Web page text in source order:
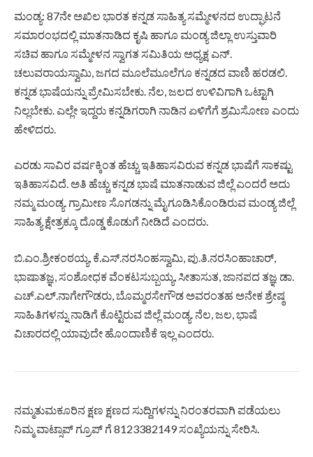
ಮಂಡ್ಯ: 87ನೇ ಅಖಿಲ ಭಾರತ ಕನ್ನಡ ಸಾಹಿತ್ಯ ಸಮ್ಮೇಳನದ ಉದ್ಘಾಟನೆ
ಸಮಾರಂಭದಲ್ಲಿ ಮಾತನಾಡಿದ ಕೃಷಿ ಹಾಗೂ ಮಂಡ್ಯ ಜಿಲ್ಲಾ ಉಸ್ತುವಾರಿ
ಸಚಿವ ಹಾಗೂ ಸಮ್ಮೇಳನ ಸ್ವಾಗತ ಸಮಿತಿಯ ಅಧ್ಯಕ್ಷ ಎನ್.
ಚಲುವರಾಯಸ್ವಾಮಿ, ಜಗದ ಮೂಲೆಮೂಲೆಗೂ ಕನ್ನಡದ ವಾಣಿ ಹರಡಲಿ.
ಕನ್ನಡ ಭಾಷೆಯನ್ನು ಪ್ರೇಮಿಸಬೇಕು. ನೆಲ, ಜಲದ ಉಳಿವಿಗಾಗಿ ಒಟ್ಟಾಗಿ
ನಿಲ್ಲಬೇಕು. ಎಲ್ಲೇ ಇದ್ದರು ಕನ್ನಡಿಗರಾಗಿ ನಾಡಿನ ಏಳಿಗೆಗೆ ಶ್ರಮಿಸೋಣ ಎಂದು
ಹೇಳಿದರು.
ಎರಡು ಸಾವಿರ ವರ್ಷಕ್ಕಿಂತ ಹೆಚ್ಚು ಇತಿಹಾಸವಿರುವ ಕನ್ನಡ ಭಾಷೆಗೆ ಸಾಕಷ್ಟು
ಇತಿಹಾಸವಿದೆ. ಅತಿ ಹೆಚ್ಚು ಕನ್ನಡ ಭಾಷೆ ಮಾತನಾಡುವ ಜಿಲ್ಲೆ ಎಂದರೆ ಅದು
ನಮ್ಮ ಮಂಡ್ಯ. ಗ್ರಾಮೀಣ ಸೊಗಡನ್ನು ಮೈಗೂಡಿಸಿಕೊಂಡಿರುವ ಮಂಡ್ಯ ಜಿಲ್ಲೆ
ಸಾಹಿತ್ಯ ಕ್ಷೇತ್ರಕ್ಕೂ ದೊಡ್ಡ ಕೊಡುಗೆ ನೀಡಿದೆ ಎಂದರು.
ಬಿ.ಎಂ.ಶ್ರೀಕಂಠಯ್ಯ, ಕೆ.ಎಸ್.ನರಸಿಂಹಸ್ವಾಮಿ, ಪು.ತಿ.ನರಸಿಂಹಾಚಾರ್,
ಭಾಷಾತಜ್ಞ, ಸಂಶೋಧಕ ವೆಂಕಟಸುಬ್ಬಯ್ಯ, ಸೀತಾಸುತ, ಜಾನಪದ ತಜ್ಞ ಡಾ.
ಎಚ್.ಎಲ್.ನಾಗೇಗೌಡರು, ಬೊಮ್ಮರಸೇಗೌಡ ಅವರಂತಹ ಅನೇಕ ಶ್ರೇಷ್ಠ
ಸಾಹಿತಿಗಳನ್ನು ನಾಡಿಗೆ ಕೊಟ್ಟಿರುವ ಜಿಲ್ಲೆ ಮಂಡ್ಯ. ನೆಲ, ಜಲ, ಭಾಷೆ
ವಿಚಾರದಲ್ಲಿ ಯಾವುದೇ ಹೊಂದಾಣಿಕೆ ಇಲ್ಲ ಎಂದರು.
ನಮ್ಮತುಮಕೂರಿನ ಕ್ಷಣ ಕ್ಷಣದ ಸುದ್ದಿಗಳನ್ನು ನಿರಂತರವಾಗಿ ಪಡೆಯಲು
ನಿಮ್ಮ ವಾಟ್ಸಾಪ್ ಗ್ರೂಪ್ ಗೆ 8123382149 ಸಂಖ್ಯೆಯನ್ನು ಸೇರಿಸಿ.